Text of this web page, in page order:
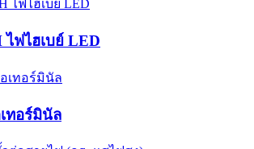
ไฟไฮเบย์ LED
ทอร์มินัล